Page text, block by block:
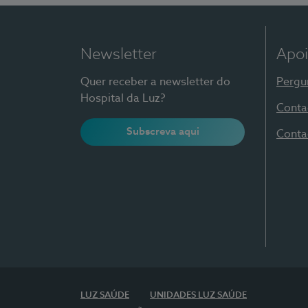
Newsletter
Quer receber a newsletter do
Hospital da Luz?
Subscreva aqui
LUZ SAÚDE UNIDADES LUZ SAÚDE